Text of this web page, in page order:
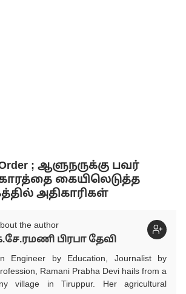
Order ; ஆளுநருக்கு பவர்
கையிலெடுத்த
அதிகாரிகள்
the author
பிரபா தேவி
Engineer by Education, Journalist by
Ramani Prabha Devi hails from a
village in Tiruppur. Her agricultural